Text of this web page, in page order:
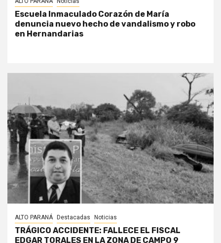
Escuela Inmaculado Corazón de María
denuncia nuevo hecho de vandalismo y robo
en Hernandarias
ALTO PARANÁ Destacadas Noticias
TRÁGICO ACCIDENTE: FALLECE EL FISCAL
EDGAR TORALES EN LA ZONA DE CAMPO 9